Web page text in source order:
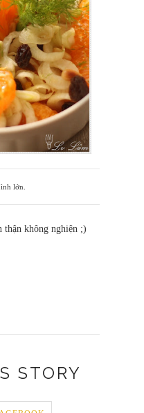
lớn.
thận không nghiện ;)
STORY